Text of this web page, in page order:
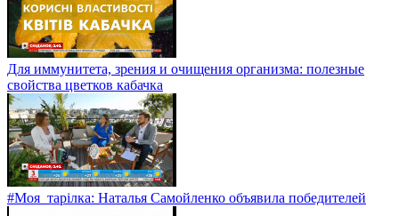
Для иммунитета, зрения и очищения организма: полезные
свойства цветков кабачка
#Моя_тарілка: Наталья Самойленко объявила победителей